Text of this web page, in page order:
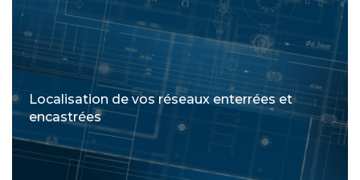
Localisation de vos réseaux enterrées et
encastrées